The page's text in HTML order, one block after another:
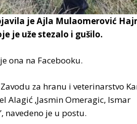
je Ajla Mulaomerović
je uže stezalo i gušilo.
ona na Facebooku.
za hranu i veterinarstvo
Alagić ,Jasmin Omeragic, Ismar
navedeno je u postu.